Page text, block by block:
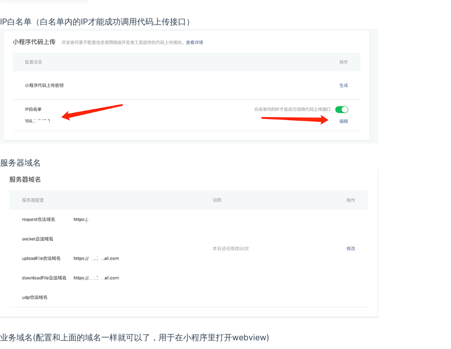
IP白名单（白名单内的IP才能成功调用代码上传接口）
服务器域名
业务域名(配置和上面的域名一样就可以了，用于在小程序里打开webview)